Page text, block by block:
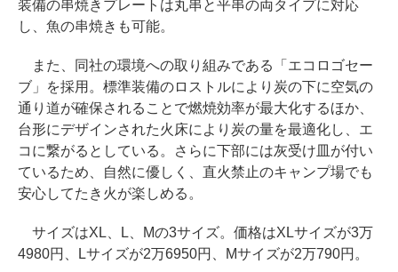
装備の串焼きプレートは丸串と平串の両タイプに対応
し、魚の串焼きも可能。
また、同社の環境への取り組みである「エコロゴセー
ブ」を採用。標準装備のロストルにより炭の下に空気の
通り道が確保されることで燃焼効率が最大化するほか、
台形にデザインされた火床により炭の量を最適化し、エ
コに繋がるとしている。さらに下部には灰受け皿が付い
ているため、自然に優しく、直火禁止のキャンプ場でも
安心してたき火が楽しめる。
サイズはXL、L、Mの3サイズ。価格はXLサイズが3万
4980円、Lサイズが2万6950円、Mサイズが2万790円。